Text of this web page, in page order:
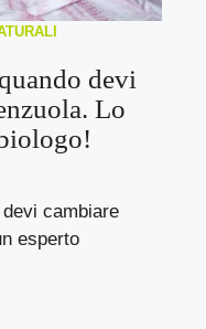
devi
Lo
cambiare
esperto